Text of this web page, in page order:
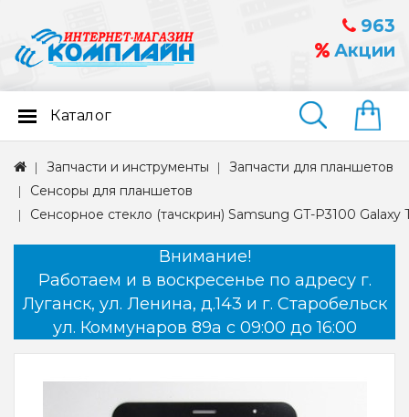
963
Акции
Найти
Каталог
Запчасти и инструменты
Запчасти для планшетов
Сенсоры для планшетов
Сенсорное стекло (тачскрин) Samsung GT-P3100 Galaxy
Внимание!
Работаем и в воскресенье по адресу г.
Луганск, ул. Ленина, д.143 и г. Старобельск
ул. Коммунаров 89а с 09:00 до 16:00